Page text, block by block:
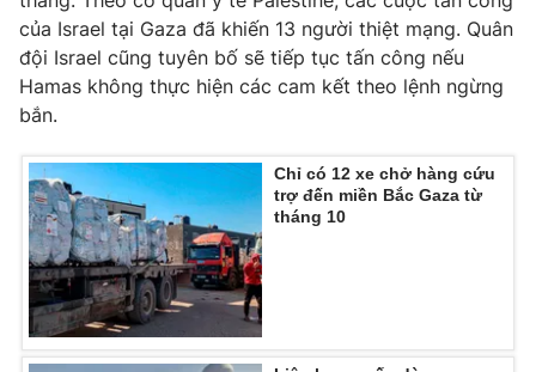
® Cấm sao chép dưới mọi hình thức nếu không có sự chấp
thuận bằng văn bản. Ghi rõ nguồn VTV.vn khi phát hành lại
thông tin từ website này.
của Israel tại Gaza đã khiến 13 người thiệt mạng. Quân
đội Israel cũng tuyên bố sẽ tiếp tục tấn công nếu
Hamas không thực hiện các cam kết theo lệnh ngừng
bắn.
Chỉ có 12 xe chở hàng cứu
trợ đến miền Bắc Gaza từ
tháng 10